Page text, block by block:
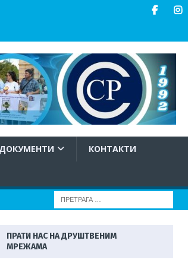
ДОКУМЕНТИ КОНТАКТИ
ПРАТИ НАС НА ДРУШТВЕНИМ
МРЕЖАМА